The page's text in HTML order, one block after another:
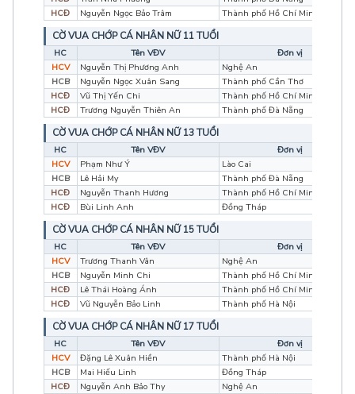
HCĐ
Nguyễn Ngọc Bảo Trâm Thành phố Hồ Chí Minh
CỜ VUA CHỚP CÁ NHÂN NỮ 11 TUỔI
HC Tên VĐV
Đơn vị
HCV
Nguyễn Thị Phương Anh
Nghệ An
HCB
Nguyễn Ngọc Xuân Sang
Thành phố Cần Thơ
HCĐ
Vũ Thị Yến Chi
Thành phố Hồ Chí Minh
HCĐ
Trương Nguyễn Thiên An Thành phố Đà Nẵng
CỜ VUA CHỚP CÁ NHÂN NỮ 13 TUỔI
HC Tên VĐV
Đơn vị
HCV
Phạm Như Ý
Lào Cai
HCB
Lê Hải My
Thành phố Đà Nẵng
HCĐ
Nguyễn Thanh Hương
Thành phố Hồ Chí Minh
HCĐ
Bùi Linh Anh Đồng Tháp
CỜ VUA CHỚP CÁ NHÂN NỮ 15 TUỔI
HC Tên VĐV
Đơn vị
HCV
Trương Thanh Vân
Nghệ An
HCB
Nguyễn Minh Chi
Thành phố Hồ Chí Minh
HCĐ
Lê Thái Hoàng Ánh
Thành phố Hồ Chí Minh
HCĐ
Vũ Nguyễn Bảo Linh Thành phố Hà Nội
CỜ VUA CHỚP CÁ NHÂN NỮ 17 TUỔI
HC Tên VĐV
Đơn vị
HCV
Đặng Lê Xuân Hiền
Thành phố Hà Nội
HCB
Mai Hiếu Linh
Đồng Tháp
HCĐ
Nguyễn Anh Bảo Thy
Nghệ An